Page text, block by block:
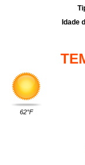
Idade
62°F